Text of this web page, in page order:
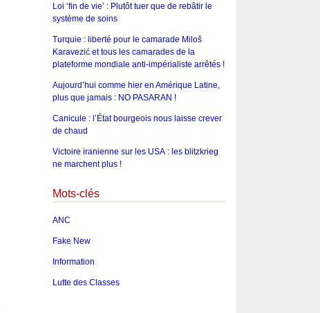
Loi ‘fin de vie’ : Plutôt tuer que de rebâtir le
système de soins
Turquie : liberté pour le camarade Miloš
Karavezić et tous les camarades de la
plateforme mondiale anti-impérialiste arrêtés !
Aujourd’hui comme hier en Amérique Latine,
plus que jamais : NO PASARAN !
Canicule : l’État bourgeois nous laisse crever
de chaud
Victoire iranienne sur les USA : les blitzkrieg
ne marchent plus !
Mots-clés
ANC
Fake New
Information
Lutte des Classes